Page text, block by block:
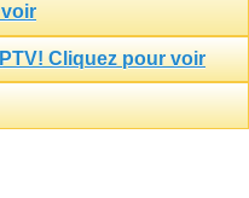
Cliquez pour voir